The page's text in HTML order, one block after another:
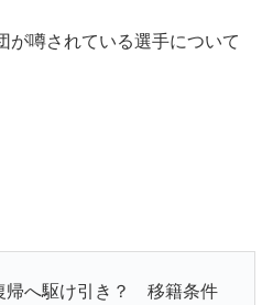
が噂されている選手について
帰へ駆け引き？ 移籍条件